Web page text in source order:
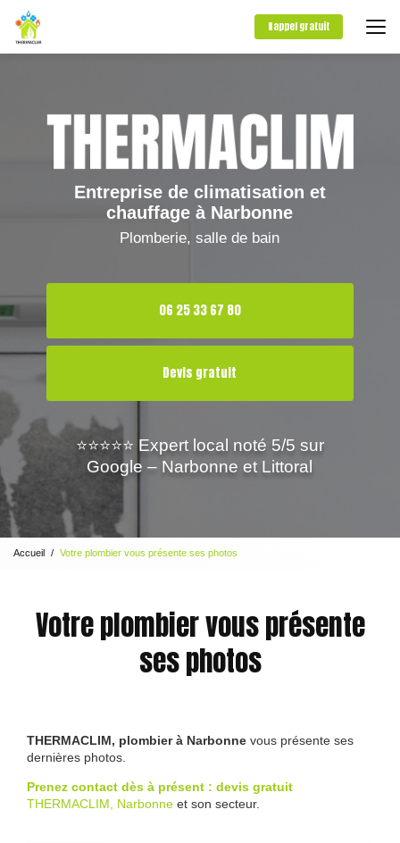
contenu
Rappel gratuit
Entreprise de climatisation et
chauffage à Narbonne
Plomberie, salle de bain
06 25 33 67 80
Devis gratuit
⭐⭐⭐⭐⭐ Expert local noté 5/5 sur
Google – Narbonne et Littoral
Accueil Votre plombier vous présente ses photos
Votre plombier vous présente
ses photos
THERMACLIM, plombier à Narbonne vous présente ses
dernières photos.
Prenez contact dès à présent : devis gratuit
THERMACLIM, Narbonne et son secteur.